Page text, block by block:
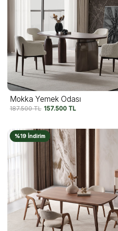
Mokka Yemek Odası
187.500TL 157.500 TL
%19 İndirim